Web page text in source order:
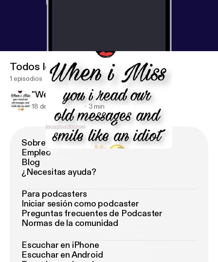
"We"
Todos los episodios
1 episodios
"We"
18 de jun de 2019 3 min
Sobre Podimo
Empleo
Blog
¿Necesitas ayuda?
Para podcasters
Iniciar sesión como podcaster
Preguntas frecuentes de Podcaster
Normas de la comunidad
Escuchar en iPhone
Escuchar en Android